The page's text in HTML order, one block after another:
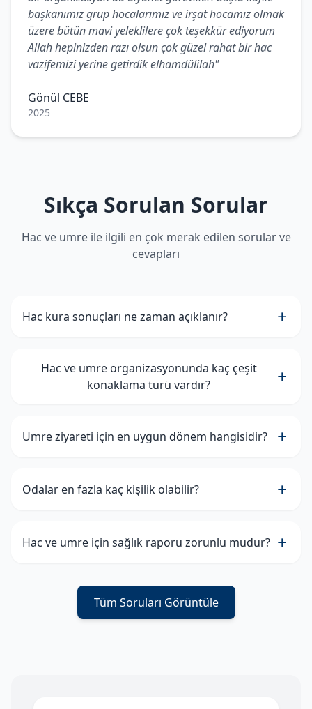
başkanımız grup hocalarımız ve irşat hocamız olmak
üzere bütün mavi yeleklilere çok teşekkür ediyorum
Allah hepinizden razı olsun çok güzel rahat bir hac
vazifemizi yerine getirdik elhamdülilah"
Gönül CEBE
2025
Sıkça Sorulan Sorular
Hac ve umre ile ilgili en çok merak edilen sorular ve
cevapları
Hac kura sonuçları ne zaman açıklanır?
Hac ve umre organizasyonunda kaç çeşit
konaklama türü vardır?
Umre ziyareti için en uygun dönem hangisidir?
Odalar en fazla kaç kişilik olabilir?
Hac ve umre için sağlık raporu zorunlu mudur?
Tüm Soruları Görüntüle